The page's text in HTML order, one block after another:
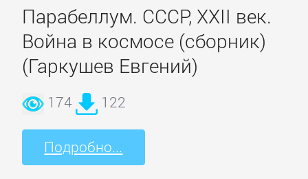
Парабеллум. СССР, XXII век.
Война в космосе (сборник)
(Гаркушев Евгений)
174 122
Подробно...
Современные
детективы
Шпионские
детективы
ДЕТСКИЕ
КНИГИ